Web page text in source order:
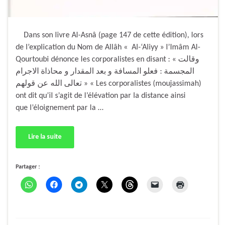
Dans son livre Al-Asnâ (page 147 de cette édition), lors
de l’explication du Nom de Allâh « Al-‘Aliyy » l’Imâm Al-
Qourtoubi dénonce les corporalistes en disant : « وقالت
المجسمة : فعلو المسافة و بعد المقدار و محاذاة الاجرام
تعالى الله عن قولهم » « Les corporalistes (moujassimah)
ont dit qu’il s’agit de l’élévation par la distance ainsi
que l’éloignement par la …
Lire la suite
Partager :